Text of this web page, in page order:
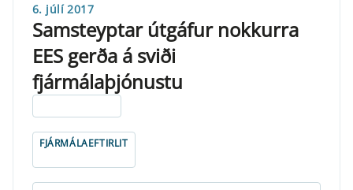
6. júlí 2017
Samsteyptar útgáfur nokkurra
EES gerða á sviði
fjármálaþjónustu
FJÁRMÁLAEFTIRLIT